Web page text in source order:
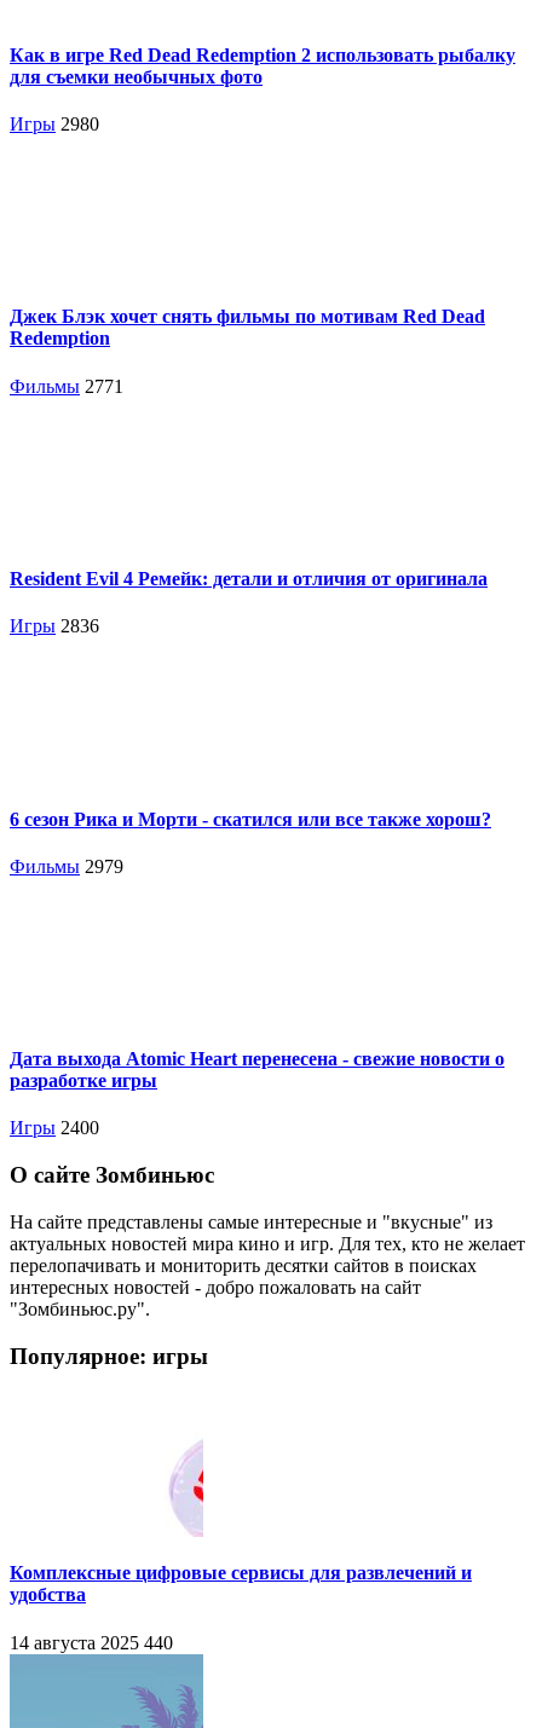
Как в игре Red Dead Redemption 2 использовать рыбалку
для съемки необычных фото
Игры 2980
Джек Блэк хочет снять фильмы по мотивам Red Dead
Redemption
Фильмы 2771
Resident Evil 4 Ремейк: детали и отличия от оригинала
Игры 2836
6 сезон Рика и Морти - скатился или все также хорош?
Фильмы 2979
Дата выхода Atomic Heart перенесена - свежие новости о
разработке игры
Игры 2400
О сайте Зомбиньюс
На сайте представлены самые интересные и "вкусные" из
актуальных новостей мира кино и игр. Для тех, кто не желает
перелопачивать и мониторить десятки сайтов в поисках
интересных новостей - добро пожаловать на сайт
"Зомбиньюс.ру".
Популярное: игры
Комплексные цифровые сервисы для развлечений и
удобства
14 августа 2025 440